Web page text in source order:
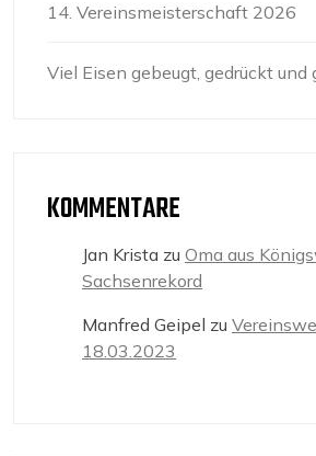
14. Vereinsmeisterschaft 2026
Viel Eisen gebeugt, gedrückt und
KOMMENTARE
Jan Krista zu Oma aus
Sachsenrekord
Manfred Geipel zu
18.03.2023